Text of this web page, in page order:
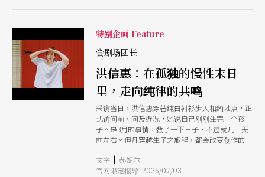
随机性、极度诚实的现场，众人一起学著在剧场里
卸下包袱，回归到故事怎么讲最有趣、最纯粹的初
心。 这批创作者在儿艺节的平台上，开始尝试用
相对有重量的议题走向儿童面前。他们会找寻更多
沉思儿童面对的问题，比如死亡、性别、课业压力
等。这种尝试带有极大的实验性与冒险弹性，色调
不再是传统的缤纷乐观。 以儿童剧来说，这样勇
敢的创作，恰恰反映了双北城市的特殊生态。双北
的孩子面对著更巨大的课业压力与城市生活节奏，
心智年龄普遍早熟。为了回应这群特殊的城市儿
童，儿艺节在形式上走得比其他地方都更前卫，发
展出大量的游走型、沉浸式、互动式及装置类作
品。并且带著这些作品，这几年也逐步在台湾各
岁》开始说起，原先只是一个高度实验之作，没想
到却意外成为极受亲子喜爱的作品。即便获得台新
艺术奖，仍然掩盖不了充满其丰富的趣味、冒险与
于亲子音乐创作的一条大路。
特别企画 Feature
尝剧场团长
洪信惠：在孤独的慢性末日
里，走向纯律的共鸣
采访当日，洪信惠穿著纯白衬衫步入相约地点，正
式访问前，问及近况，她说自己刚刚生完一个孩
子。是3月的事情，数了一下日子，不过就几十天
前左右。但凡穿越生子之旅程，都会改变创作的思
头想为我们整理一点脉络，说：「我天生超Ｐ（感
知型人格），不过一直都训练自己要很Ｊ（判断型
文字 | 郝妮尔
官网限定报导 2026/07/03